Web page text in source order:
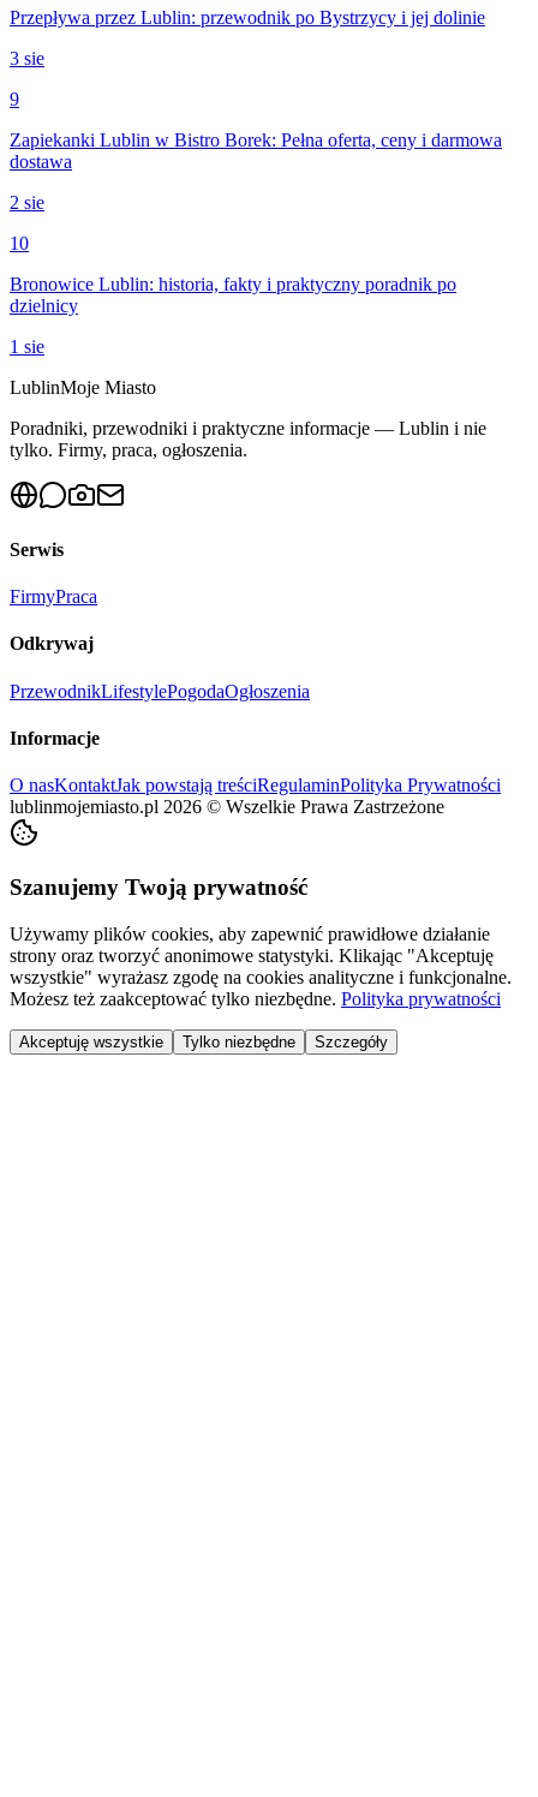
Przepływa przez Lublin: przewodnik po Bystrzycy i jej dolinie
3 sie
9
Zapiekanki Lublin w Bistro Borek: Pełna oferta, ceny i darmowa
dostawa
2 sie
10
Bronowice Lublin: historia, fakty i praktyczny poradnik po
dzielnicy
1 sie
LublinMoje Miasto
Poradniki, przewodniki i praktyczne informacje — Lublin i nie
tylko. Firmy, praca, ogłoszenia.
Serwis
FirmyPraca
Odkrywaj
PrzewodnikLifestylePogodaOgłoszenia
Informacje
O nasKontaktJak powstają treściRegulaminPolityka Prywatności
lublinmojemiasto.pl 2026 © Wszelkie Prawa Zastrzeżone
Szanujemy Twoją prywatność
Używamy plików cookies, aby zapewnić prawidłowe działanie
strony oraz tworzyć anonimowe statystyki. Klikając "Akceptuję
wszystkie" wyrażasz zgodę na cookies analityczne i funkcjonalne.
Możesz też zaakceptować tylko niezbędne. Polityka prywatności
Akceptuję wszystkie Tylko niezbędne Szczegóły